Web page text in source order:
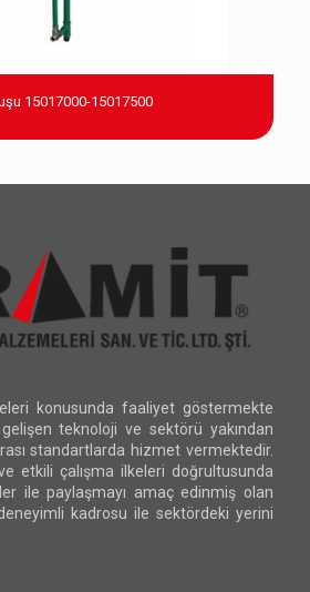
15017000-15017500
konusunda faaliyet göstermekte
teknoloji ve sektörü yakından
standartlarda hizmet vermektedir.
etkili çalışma ilkeleri doğrultusunda
ile paylaşmayı amaç edinmiş olan
kadrosu ile sektördeki yerini